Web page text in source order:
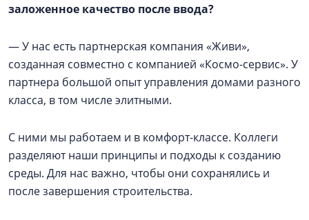
заложенное качество после ввода?
— У нас есть партнерская компания «Живи»,
созданная совместно с компанией «Космо-сервис». У
партнера большой опыт управления домами разного
класса, в том числе элитными.
С ними мы работаем и в комфорт-классе. Коллеги
разделяют наши принципы и подходы к созданию
среды. Для нас важно, чтобы они сохранялись и
после завершения строительства.